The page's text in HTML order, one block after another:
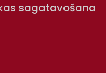
sagatavošana